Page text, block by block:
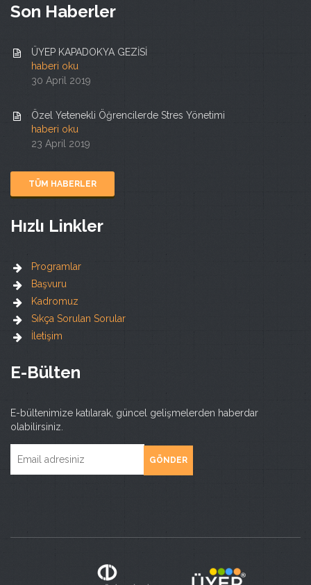
Son Haberler
ÜYEP KAPADOKYA GEZİSİ
haberi oku
30 April 2019
Özel Yetenekli Öğrencilerde Stres Yönetimi
haberi oku
23 April 2019
TÜM HABERLER
Hızlı Linkler
Programlar
Başvuru
Kadromuz
Sıkça Sorulan Sorular
İletişim
E-Bülten
E-bültenimize katılarak, güncel gelişmelerden haberdar
olabilirsiniz.